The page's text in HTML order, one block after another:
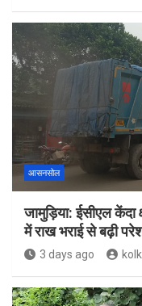
आसनसोल
जामुड़िया: ईसीएल केंदा
में राख भराई से बढ़ी
3 days ago